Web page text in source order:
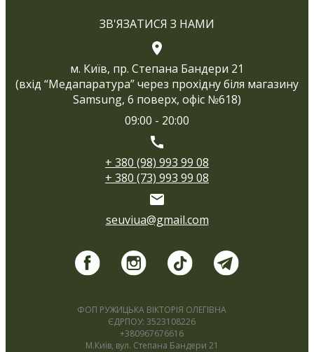
ЗВ'ЯЗАТИСЯ З НАМИ
м. Київ, пр. Степана Бандери 21
(вхід “Медапаратура” через прохідну біля магазину
Samsung, 6 поверх, офіс №618)
09:00 - 20:00
+ 380 (98) 993 99 08
+ 380 (73) 993 99 08
seuviua@gmail.com
ФОП РУЖИЦЬКА ВІКТОРІЯ ОЛЕГІВНА
ЄДРПОУ: 3523108226
+380967676616
М.Київ, вул. Степана Бандери 21